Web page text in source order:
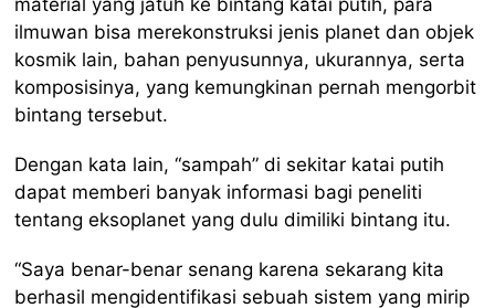
ilmuwan bisa merekonstruksi jenis planet dan objek
kosmik lain, bahan penyusunnya, ukurannya, serta
komposisinya, yang kemungkinan pernah mengorbit
bintang tersebut.
Dengan kata lain, “sampah” di sekitar katai putih
dapat memberi banyak informasi bagi peneliti
tentang eksoplanet yang dulu dimiliki bintang itu.
“Saya benar-benar senang karena sekarang kita
berhasil mengidentifikasi sebuah sistem yang mirip